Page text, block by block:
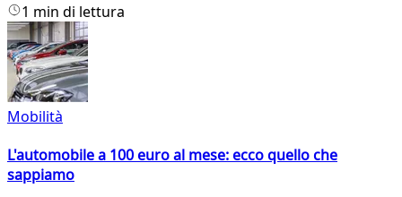
1 min di lettura
Mobilità
L'automobile a 100 euro al mese: ecco quello che
sappiamo